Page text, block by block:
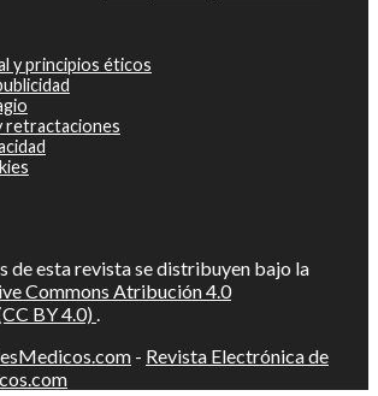
y principios éticos
retractaciones
de esta revista se distribuyen bajo la
Commons Atribución 4.0
BY 4.0) .
- Revista Electrónica de